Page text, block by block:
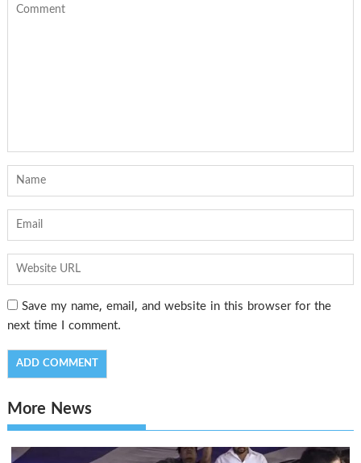
Save my name, email, and website in this browser for the
next time I comment.
More News